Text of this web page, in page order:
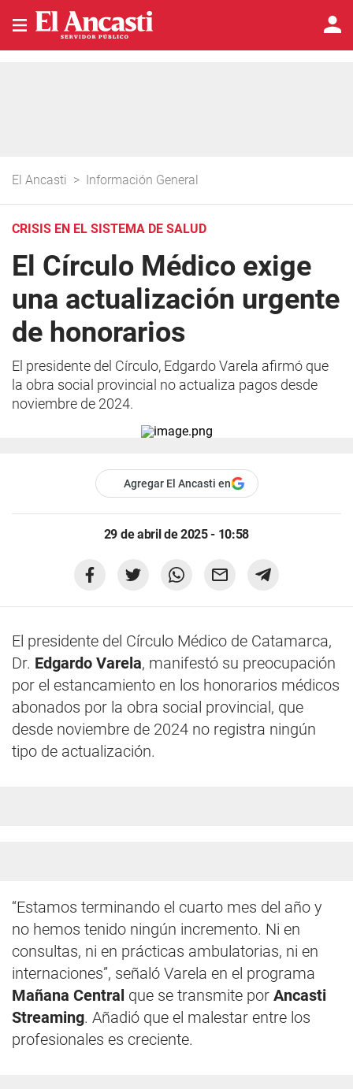
El Ancasti > Información General
CRISIS EN EL SISTEMA DE SALUD
El Círculo Médico exige
una actualización urgente
de honorarios
El presidente del Círculo, Edgardo Varela afirmó que
la obra social provincial no actualiza pagos desde
noviembre de 2024.
Agregar El Ancasti en
29 de abril de 2025 - 10:58
El presidente del Círculo Médico de Catamarca,
Dr. Edgardo Varela, manifestó su preocupación
por el estancamiento en los honorarios médicos
abonados por la obra social provincial, que
desde noviembre de 2024 no registra ningún
tipo de actualización.
“Estamos terminando el cuarto mes del año y
no hemos tenido ningún incremento. Ni en
consultas, ni en prácticas ambulatorias, ni en
internaciones”, señaló Varela en el programa
Mañana Central que se transmite por Ancasti
Streaming. Añadió que el malestar entre los
profesionales es creciente.